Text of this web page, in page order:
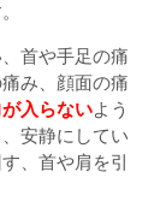
首や手足の痛
み、顔面の痛
入らないよう
安静にしてい
、首や肩を引